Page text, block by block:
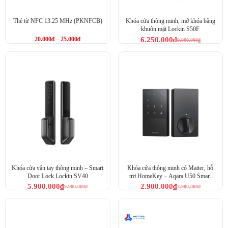
Khóa Aqara D200i công nghệ tích hợp.
Phạm vi nhận diện lớn.
đề rắc rối của khóa cửa vân tay, bao gồm dấu vân tay không rõ
Thẻ từ NFC 13.25 MHz (PKNFCB)
20.000₫ – 25.000₫
Khóa cửa thông minh, mở khóa bằng
khuôn mặt Lockin S50F
9.900.000₫
6.250.000₫
Khóa cửa vân tay thông minh – Smart
Door Lock Lockin SV40
9.900.000₫
5.900.000₫
Khóa cửa thông minh có Matter, hỗ
trợ HomeKey – Aqara U50 Smart
Lock3.900.000₫
2.900.000₫